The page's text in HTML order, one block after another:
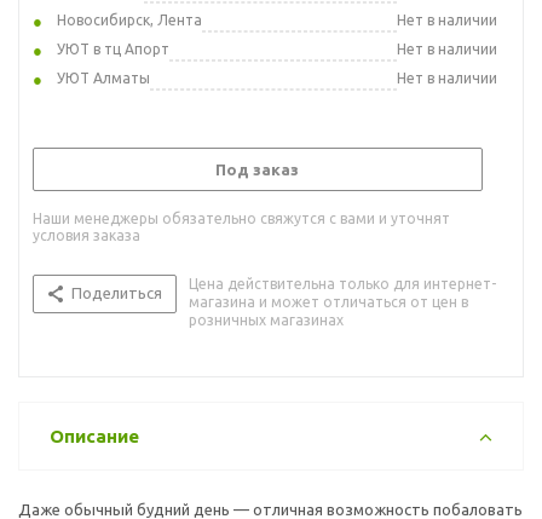
Новосибирск, Лента
Нет в наличии
УЮТ в тц Апорт
Нет в наличии
УЮТ Алматы
Нет в наличии
Под заказ
Наши менеджеры обязательно свяжутся с вами и уточнят
условия заказа
Поделиться
Цена действительна только для интернет-
магазина и может отличаться от цен в
розничных магазинах
Описание
Даже обычный будний день — отличная возможность побаловать